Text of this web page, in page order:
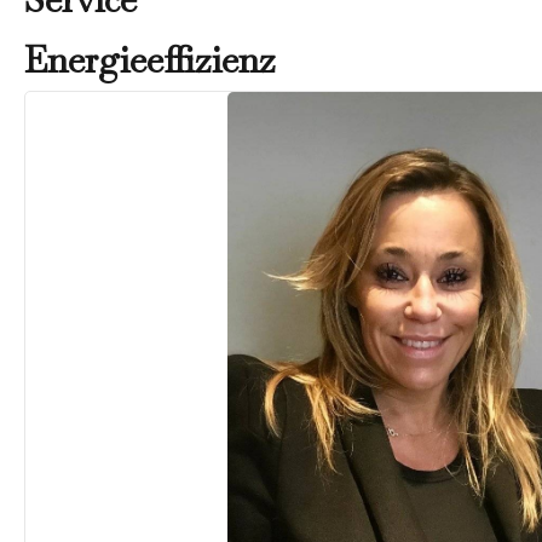
Energieeffizienz